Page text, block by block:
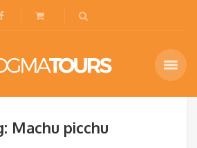
Machu picchu